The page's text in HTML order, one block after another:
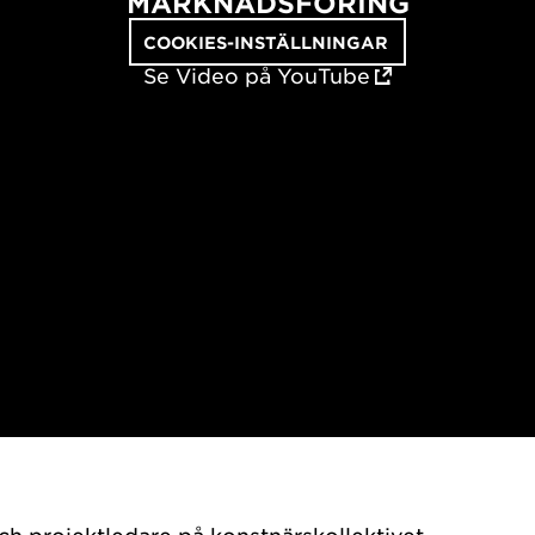
COOKIES-INSTÄLLNINGAR
Se Video på YouTube